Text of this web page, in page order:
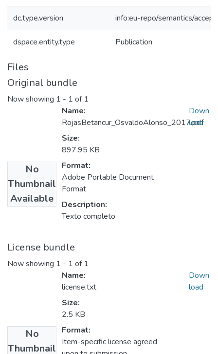
dc.type.version info:eu-repo/semantics/
dspace.entity.type Publication
Files
Original bundle
Now showing 1 - 1 of 1
No
Thumbnail
Available
Name:
RojasBetancur_OsvaldoAlonso_2017.pdf
Size:
897.95 KB
Format:
Adobe Portable Document
Format
Description:
Texto completo
Down
load
License bundle
Now showing 1 - 1 of 1
No
Thumbnail
Name:
license.txt
Size:
2.5 KB
Format:
Item-specific license agreed
Down
load